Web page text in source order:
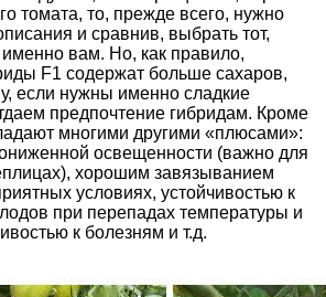
томата, то, прежде всего, нужно
и сравнив, выбрать тот,
вам. Но, как правило,
F1 содержат больше сахаров,
если нужны именно сладкие
предпочтение гибридам. Кроме
многими другими «плюсами»:
освещенности (важно для
хорошим завязыванием
условиях, устойчивостью к
при перепадах температуры и
к болезням и т.д.